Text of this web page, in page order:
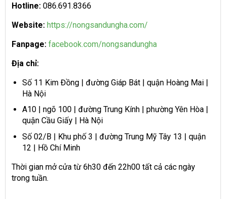
Hotline: 086.691.8366
Website: https://nongsandungha.com/
Fanpage: facebook.com/nongsandungha
Địa chỉ:
Số 11 Kim Đồng | đường Giáp Bát | quận Hoàng Mai |
Hà Nội
A10 | ngõ 100 | đường Trung Kính | phường Yên Hòa |
quận Cầu Giấy | Hà Nội
Số 02/B | Khu phố 3 | đường Trung Mỹ Tây 13 | quận
12 | Hồ Chí Minh
Thời gian mở cửa từ 6h30 đến 22h00 tất cả các ngày
trong tuần.